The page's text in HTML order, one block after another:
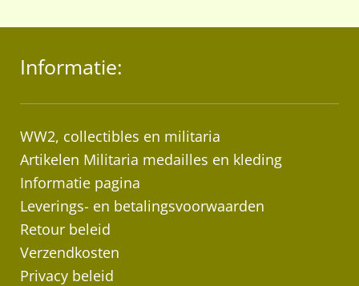
Informatie:
WW2, collectibles en militaria
Artikelen Militaria medailles en kleding
Informatie pagina
Leverings- en betalingsvoorwaarden
Retour beleid
Verzendkosten
Privacy beleid